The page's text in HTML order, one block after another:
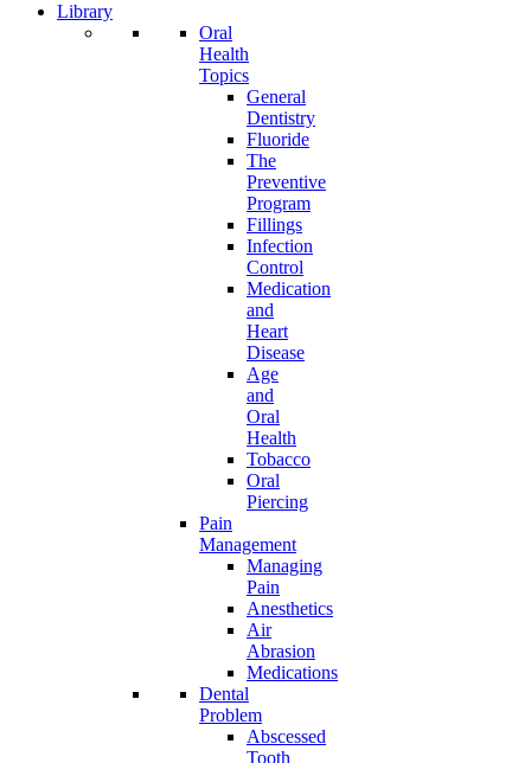
Library
Oral
Health
Topics
General
Dentistry
Fluoride
The
Preventive
Program
Fillings
Infection
Control
Medication
and
Heart
Disease
Age
and
Oral
Health
Tobacco
Oral
Piercing
Pain
Management
Managing
Pain
Anesthetics
Air
Abrasion
Medications
Dental
Problem
Abscessed
Tooth